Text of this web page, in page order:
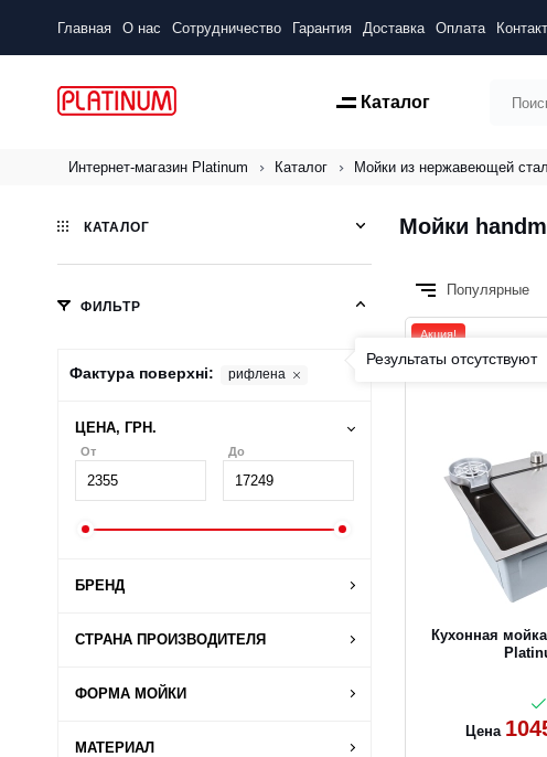
Главная О нас Сотрудничество Гарантия Доставка Оплата
Каталог
Интернет-магазин Platinum Каталог Мойки из нержавеющей
Мойки
Популярные
Акция!
Кухонная
Цена
КАТАЛОГ
ФИЛЬТР
Фактура поверхні: рифлена
ЦЕНА, ГРН.
От До
БРЕНД
СТРАНА ПРОИЗВОДИТЕЛЯ
ФОРМА МОЙКИ
МАТЕРИАЛ
Результаты отсутствуют